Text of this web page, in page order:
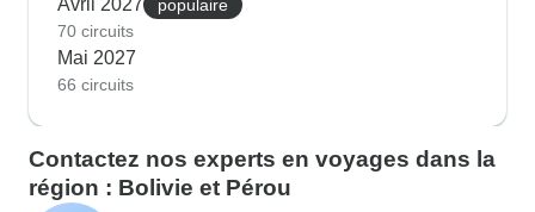
Avril 2027
populaire
70 circuits
Mai 2027
66 circuits
Contactez nos experts en voyages dans la
région : Bolivie et Pérou